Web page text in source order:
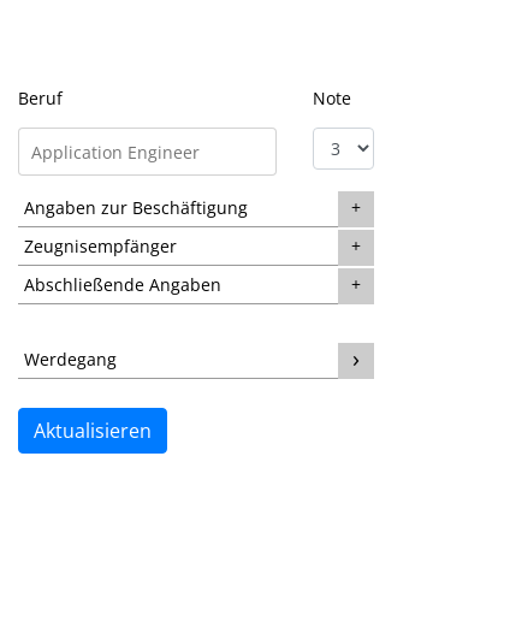
Beruf Note
Angaben zur Beschäftigung
Zeugnisempfänger
Abschließende Angaben
Werdegang
Aktualisieren